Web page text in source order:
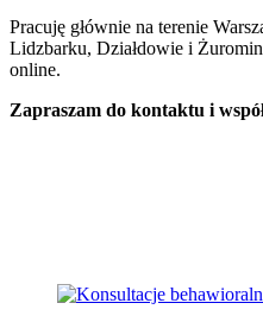
Pracuję głównie na terenie
Lidzbarku, Działdowie i
online.
Zapraszam do kontaktu i